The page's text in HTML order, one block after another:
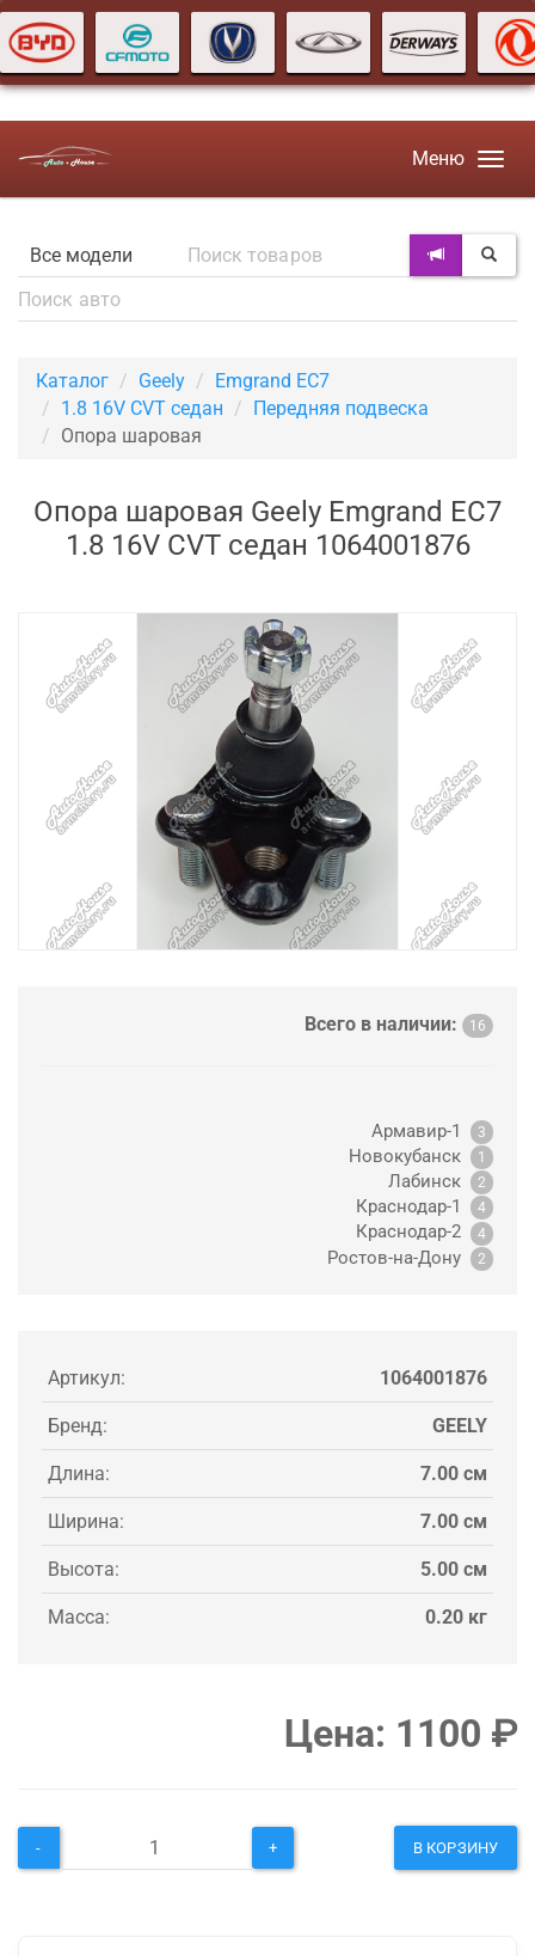
Меню
Каталог Geely
Emgrand EC7
1.8 16V CVT седан
Передняя подвеска
Опора шаровая
Опора шаровая Geely Emgrand EC7
1.8 16V CVT седан 1064001876
Всего в наличии: 16
Армавир-1 3
Новокубанск 1
Лабинск 2
Краснодар-1 4
Краснодар-2 4
Ростов-на-Дону 2
Артикул: 1064001876
Бренд: GEELY
Длина: 7.00 см
Ширина: 7.00 см
Высота: 5.00 см
Масса: 0.20 кг
Цена: 1100 ₽
- + В КОРЗИНУ